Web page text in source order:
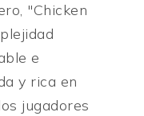
"Chicken
e
y rica en
jugadores